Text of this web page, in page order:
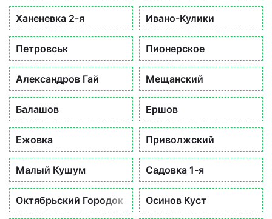
Ханеневка 2-я Ивано-Кулики
Петровськ Пионерское
Александров Гай Мещанский
Балашов Ершов
Ежовка Приволжский
Малый Кушум Садовка 1-я
Октябрьский Городок Осинов Куст